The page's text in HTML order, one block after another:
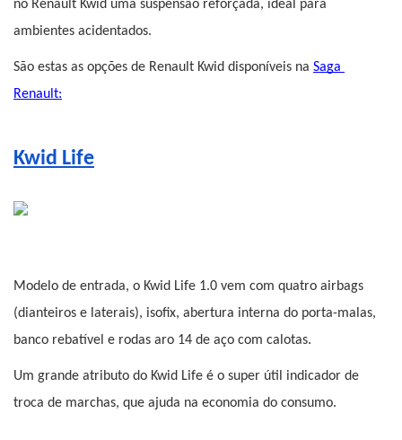
no Renault Kwid uma suspensão reforçada, ideal para
ambientes acidentados.
São estas as opções de Renault Kwid disponíveis na Saga
Renault:
Kwid Life
Modelo de entrada, o Kwid Life 1.0 vem com quatro airbags
(dianteiros e laterais), isofix, abertura interna do porta-malas,
banco rebatível e rodas aro 14 de aço com calotas.
Um grande atributo do Kwid Life é o super útil indicador de
troca de marchas, que ajuda na economia do consumo.